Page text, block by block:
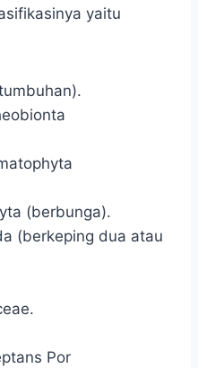
yaitu
(berbunga).
(berkeping dua atau
Por